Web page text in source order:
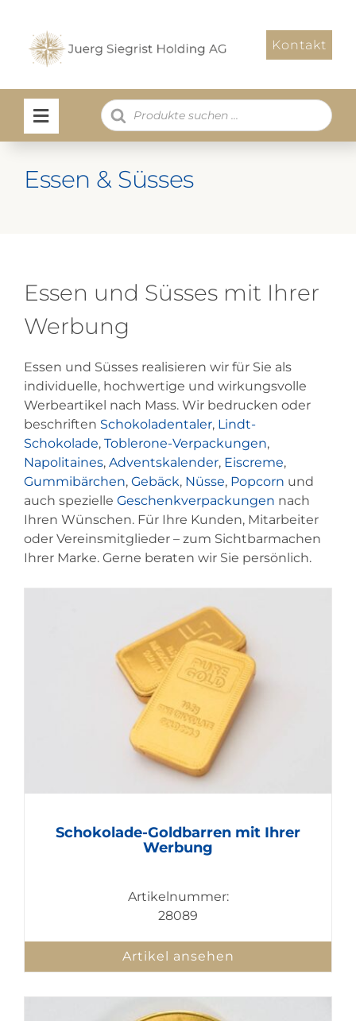
springen
Kontakt
Products
search
Essen & Süsses
Essen und Süsses mit Ihrer
Werbung
Essen und Süsses realisieren wir für Sie als
individuelle, hochwertige und wirkungsvolle
Werbeartikel nach Mass. Wir bedrucken oder
beschriften Schokoladentaler, Lindt-
Schokolade, Toblerone-Verpackungen,
Napolitaines, Adventskalender, Eiscreme,
Gummibärchen, Gebäck, Nüsse, Popcorn und
auch spezielle Geschenkverpackungen nach
Ihren Wünschen. Für Ihre Kunden, Mitarbeiter
oder Vereinsmitglieder – zum Sichtbarmachen
Ihrer Marke. Gerne beraten wir Sie persönlich.
Schokolade-Goldbarren mit Ihrer
Werbung
Artikelnummer:
28089
Artikel ansehen